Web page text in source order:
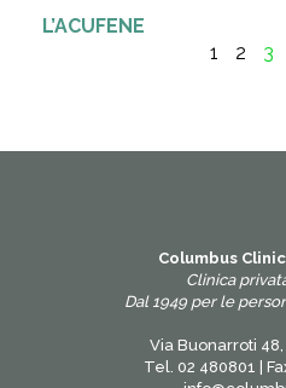
L’ACUFENE
1
2 3
Columbus
Clinica
Dal 1949 per le
Via Buonarroti
Tel. 02 480801 |